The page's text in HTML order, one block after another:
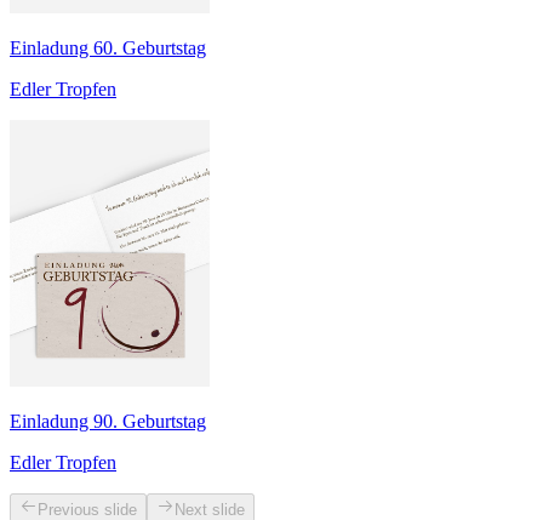
Einladung 60. Geburtstag
Edler Tropfen
Einladung 90. Geburtstag
Edler Tropfen
Previous slide Next slide